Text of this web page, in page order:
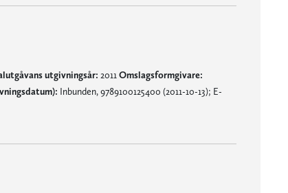
utgivningsår: 2011 Omslagsformgivare:
Inbunden, 9789100125400 (2011-10-13); E-